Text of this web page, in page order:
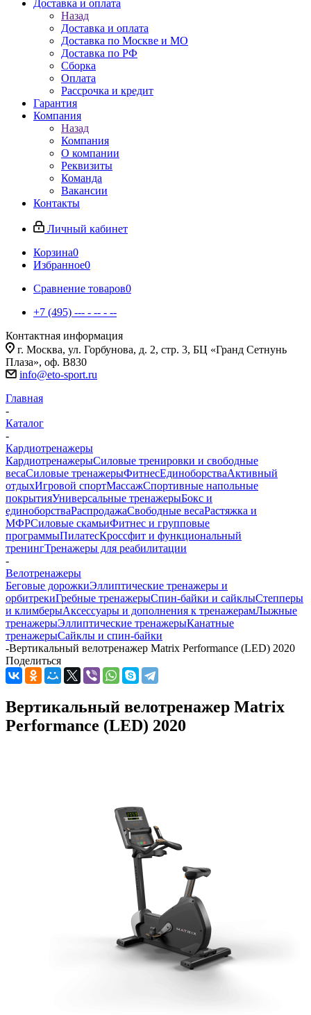
Доставка и оплата
Назад
Доставка и оплата
Доставка по Москве и МО
Доставка по РФ
Сборка
Оплата
Рассрочка и кредит
Гарантия
Компания
Назад
Компания
О компании
Реквизиты
Команда
Вакансии
Контакты
Личный кабинет
Корзина0
Избранное0
Сравнение товаров0
+7 (495) --- - -- - --
Контактная информация
г. Москва, ул. Горбунова, д. 2, стр. 3, БЦ «Гранд Сетнунь
Плаза», оф. В830
info@eto-sport.ru
Главная
-
Каталог
-
Кардиотренажеры
КардиотренажерыСиловые тренировки и свободные
весаСиловые тренажерыФитнесЕдиноборстваАктивный
отдыхИгровой спортМассажСпортивные напольные
покрытияУниверсальные тренажерыБокс и
единоборстваРаспродажаСвободные весаРастяжка и
МФРСиловые скамьиФитнес и групповые
программыПилатесКроссфит и функциональный
тренингТренажеры для реабилитации
-
Велотренажеры
Беговые дорожкиЭллиптические тренажеры и
орбитрекиГребные тренажерыСпин-байки и сайклыСтепперы
и климберыАксессуары и дополнения к тренажерамЛыжные
тренажерыЭллиптические тренажерыКанатные
тренажерыСайклы и спин-байки
-Вертикальный велотренажер Matrix Performance (LED) 2020
Поделиться
Вертикальный велотренажер Matrix
Performance (LED) 2020